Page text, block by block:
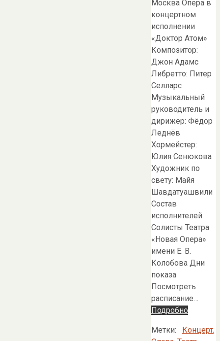
Москва Опера в
концертном
исполнении
«Доктор Атом»
Композитор:
Джон Адамс
Либретто: Питер
Селларс
Музыкальный
руководитель и
дирижер: Фёдор
Леднёв
Хормейстер:
Юлия Сенюкова
Художник по
свету: Майя
Шавдатуашвили
Состав
исполнителей
Солисты Театра
«Новая Опера»
имени Е. В.
Колобова Дни
показа
Посмотреть
расписание…
Подробно
Метки: Концерт,